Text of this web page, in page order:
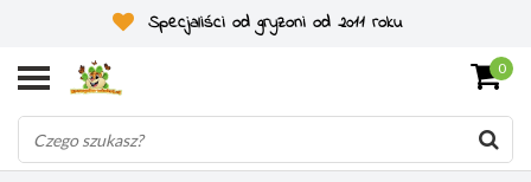
Specjaliści od gryzoni od 2011 roku
0